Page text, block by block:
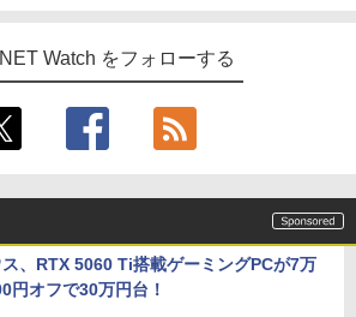
Watch をフォローする
ス、RTX 5060 Ti搭載ゲーミングPCが7万
円オフで30万円台！